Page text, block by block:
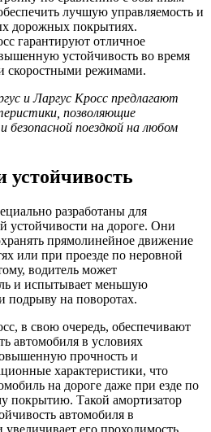
лучшую управляемость и
дорожных покрытиях.
гарантируют отличное
устойчивость во время
скоростными режимами.
и Ларгус Кросс предлагают
позволяющие
безопасной поездкой на любом
устойчивость
разработаны для
устойчивости на дороге. Они
прямолинейное движение
или при проезде по неровной
водитель может
и испытывает меньшую
подрыву на поворотах.
в свою очередь, обеспечивают
автомобиля в условиях
прочность и
характеристики, что
на дороге даже при езде по
покрытию. Такой амортизатор
автомобиля в
его проходимость.